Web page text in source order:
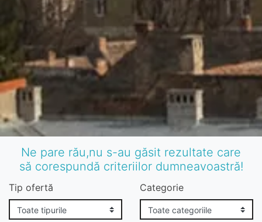
Ne pare rău,nu s-au găsit rezultate care
să corespundă criteriilor dumneavoastră!
Tip ofertă Categorie